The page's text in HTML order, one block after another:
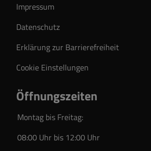
Impressum
Datenschutz
Erklärung zur Barrierefreiheit
Cookie Einstellungen
Öffnungszeiten
Montag bis Freitag:
08:00 Uhr bis 12:00 Uhr